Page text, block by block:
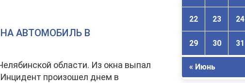
АВТОМОБИЛЬ В
области. Из окна выпал
произошел днем в
22 23 24
29 30 31
« Июнь